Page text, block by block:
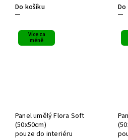
Do košíku
Více za
méně
Panel umělý Flora Soft
(50x50cm)
pouze do interiéru